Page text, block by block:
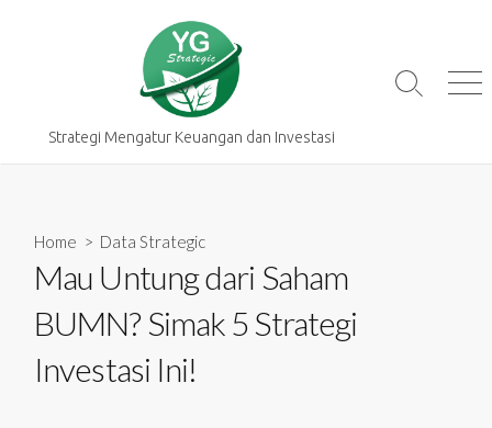
Strategi Mengatur Keuangan dan Investasi
Search
Home > Data Strategic
Mau Untung dari Saham
BUMN? Simak 5 Strategi
Investasi Ini!